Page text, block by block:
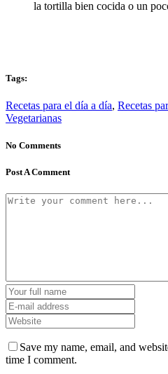
la tortilla bien cocida o un
Tags:
Recetas para el día a día, Recetas
Vegetarianas
No Comments
Post A Comment
Save my name, email, and
time I comment.